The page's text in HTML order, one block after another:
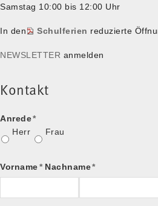
Samstag 10:00 bis 12:00 Uhr
In den Schulferien reduzierte
NEWSLETTER anmelden
Kontakt
Anrede*
Herr
Frau
Vorname* Nachname*